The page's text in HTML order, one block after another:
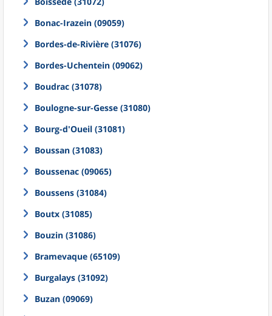
Bonac-Irazein (09059)
Bordes-de-Rivière (31076)
Bordes-Uchentein (09062)
Boudrac (31078)
Boulogne-sur-Gesse (31080)
Bourg-d'Oueil (31081)
Boussan (31083)
Boussenac (09065)
Boussens (31084)
Boutx (31085)
Bouzin (31086)
Bramevaque (65109)
Burgalays (31092)
Buzan (09069)